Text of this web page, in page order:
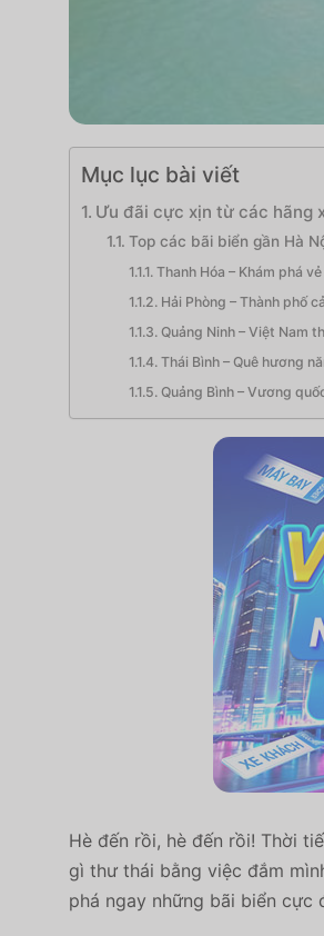
Mục lục bài viết
Ưu đãi cực xịn từ các hãng
Top các bãi biển gần Hà
Thanh Hóa – Khám phá
Hải Phòng – Thành phố
Quảng Ninh – Việt Nam
Thái Bình – Quê hương
Quảng Bình – Vương
Hè đến rồi, hè đến rồi! Thời
gì thư thái bằng việc đắm
phá ngay những bãi biển cực